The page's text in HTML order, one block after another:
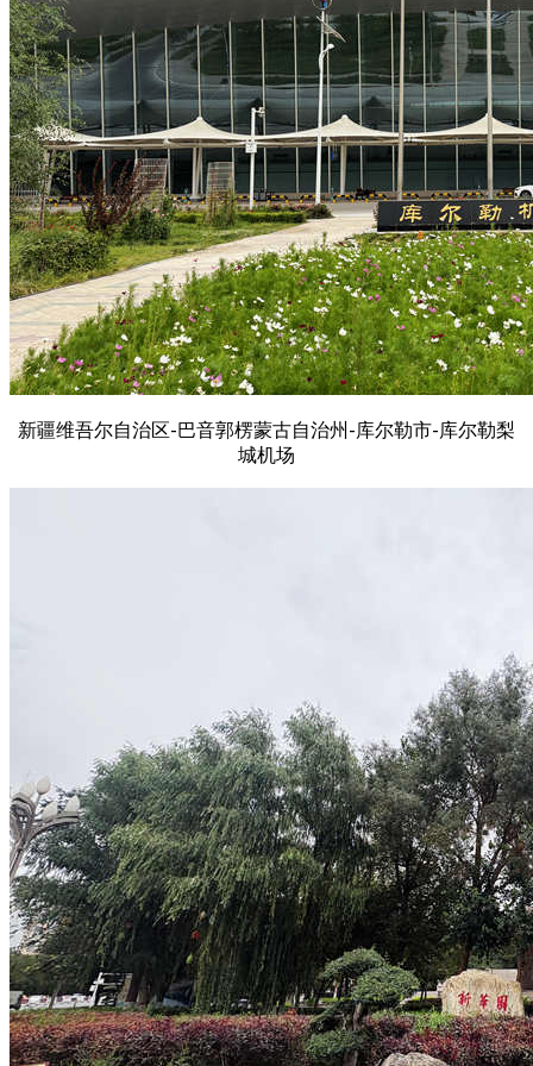
新疆维吾尔自治区-巴音郭楞蒙古自治州-库尔勒市-库尔勒梨
城机场